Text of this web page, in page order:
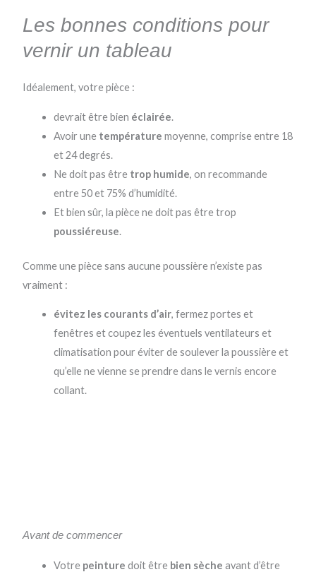
Les bonnes conditions pour
vernir un tableau
Idéalement, votre pièce :
devrait être bien éclairée.
Avoir une température moyenne, comprise entre 18
et 24 degrés.
Ne doit pas être trop humide, on recommande
entre 50 et 75% d’humidité.
Et bien sûr, la pièce ne doit pas être trop
poussiéreuse.
Comme une pièce sans aucune poussière n’existe pas
vraiment :
évitez les courants d’air, fermez portes et
fenêtres et coupez les éventuels ventilateurs et
climatisation pour éviter de soulever la poussière et
qu’elle ne vienne se prendre dans le vernis encore
collant.
Avant de commencer
Votre peinture doit être bien sèche avant d’être